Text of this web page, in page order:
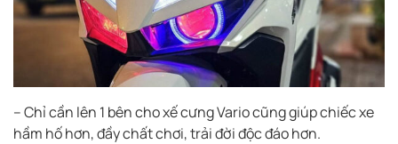
– Chỉ cần lên 1 bên cho xế cưng Vario cũng giúp chiếc xe
hầm hố hơn, đầy chất chơi, trải đời độc đáo hơn.